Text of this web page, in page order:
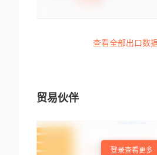
查看全部出口数
贸易伙伴
登录查看更多